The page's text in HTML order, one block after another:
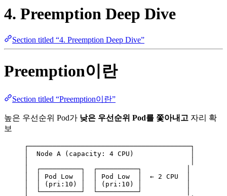
4. Preemption Deep Dive
Section titled “4. Preemption Deep Dive”
Preemption이란
Section titled “Preemption이란”
높은 우선순위 Pod가 낮은 우선순위 Pod를 쫓아내고 자리 확
보
┌────────────────────────────────────────┐
│  Node A (capacity: 4 CPU)              │
│  ┌──────────┐  ┌──────────┐           │
│  │ Pod Low  │  │ Pod Low  │  ← 2 CPU  │
│  │ (pri:10) │  │ (pri:10) │           │
│  └──────────┘  └──────────┘           │